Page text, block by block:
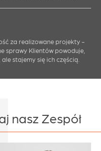
za realizowane projekty -
sprawy Klientów powoduje,
stajemy się ich częścią.
nasz Zespół